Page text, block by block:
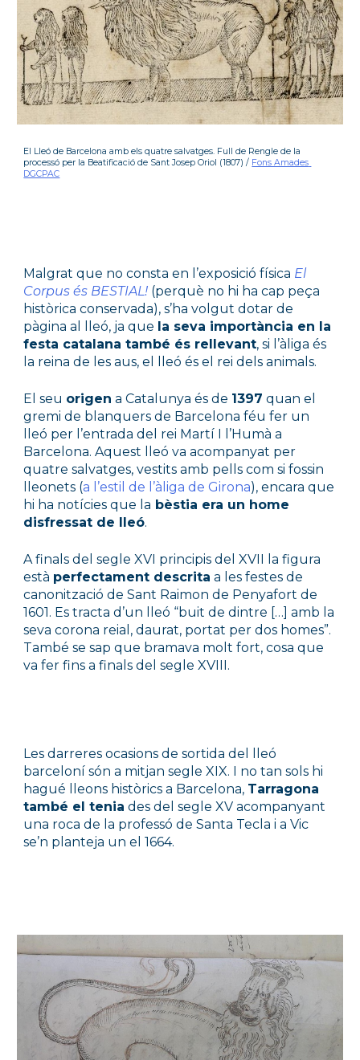
El Lleó de Barcelona amb els quatre salvatges. Full de Rengle de la
processó per la Beatificació de Sant Josep Oriol (1807) / Fons Amades
DGCPAC
Malgrat que no consta en l’exposició física El
Corpus és BESTIAL! (perquè no hi ha cap peça
històrica conservada), s’ha volgut dotar de
pàgina al lleó, ja que la seva importància en la
festa catalana també és rellevant, si l’àliga és
la reina de les aus, el lleó és el rei dels animals.
El seu origen a Catalunya és de 1397 quan el
gremi de blanquers de Barcelona féu fer un
lleó per l’entrada del rei Martí I l’Humà a
Barcelona. Aquest lleó va acompanyat per
quatre salvatges, vestits amb pells com si fossin
lleonets (a l’estil de l’àliga de Girona), encara que
hi ha notícies que la bèstia era un home
disfressat de lleó.
A finals del segle XVI principis del XVII la figura
està perfectament descrita a les festes de
canonització de Sant Raimon de Penyafort de
1601. Es tracta d’un lleó “buit de dintre […] amb la
seva corona reial, daurat, portat per dos homes”.
També se sap que bramava molt fort, cosa que
va fer fins a finals del segle XVIII.
Les darreres ocasions de sortida del lleó
barceloní són a mitjan segle XIX. I no tan sols hi
hagué lleons històrics a Barcelona, Tarragona
també el tenia des del segle XV acompanyant
una roca de la professó de Santa Tecla i a Vic
se’n planteja un el 1664.